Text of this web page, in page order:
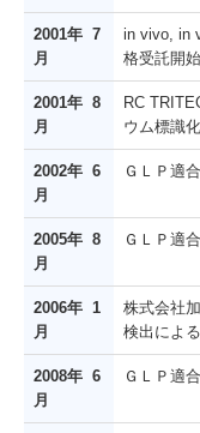
2001年 7
月
in vivo, in
格受託開始
2001年 8
月
RC
ウム標識
2002年 6
月
ＧＬＰ適
2005年 8
月
ＧＬＰ適
2006年 1
月
株式会社
検出によ
2008年 6
月
ＧＬＰ適